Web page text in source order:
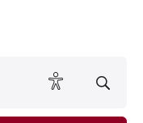
lesen